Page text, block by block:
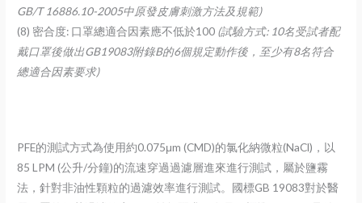
GB/T 16886.10-2005中原發皮膚刺激方法及規範)
(8) 密合度: 口罩總適合因素應不低於100 (試驗方式: 10名受試者配
戴口罩後做出GB19083附錄B的6個規定動作後，至少有8名符合
總適合因素要求)
PFE的測試方式為使用約0.075μm (CMD)的氯化納微粒(NaCl)，以
85 LPM (公升/分鐘)的流速穿過過濾層進來進行測試，屬於鹽霧
法，針對非油性顆粒的過濾效率進行測試。國標GB 19083對於醫